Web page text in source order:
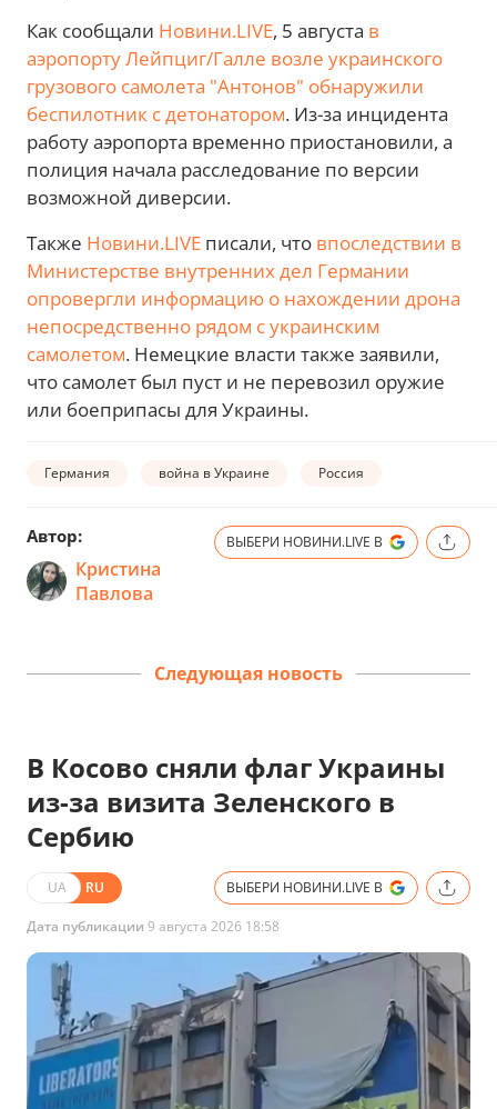
Как сообщали Новини.LIVE, 5 августа в
аэропорту Лейпциг/Галле возле украинского
грузового самолета "Антонов" обнаружили
беспилотник с детонатором. Из-за инцидента
работу аэропорта временно приостановили, а
полиция начала расследование по версии
возможной диверсии.
Также Новини.LIVE писали, что впоследствии в
Министерстве внутренних дел Германии
опровергли информацию о нахождении дрона
непосредственно рядом с украинским
самолетом. Немецкие власти также заявили,
что самолет был пуст и не перевозил оружие
или боеприпасы для Украины.
Германия война в Украине Россия
Автор:
Кристина
Павлова
ВЫБЕРИ НОВИНИ.LIVE В
Следующая новость
В Косово сняли флаг Украины
из-за визита Зеленского в
Сербию
UA RU ВЫБЕРИ НОВИНИ.LIVE В
Дата публикации 9 августа 2026 18:58